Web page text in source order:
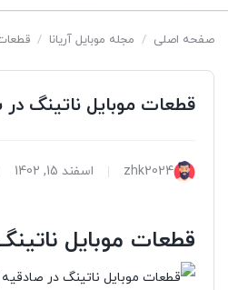
صفحه اصلی / مجله موبایل آریانا /
قطعات موبایل ناتینگ
zhk2024 اسفند 15, 1402
قطعات موبایل